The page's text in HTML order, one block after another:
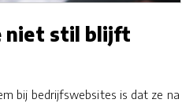
niet stil blijft
bij bedrijfswebsites is dat ze na